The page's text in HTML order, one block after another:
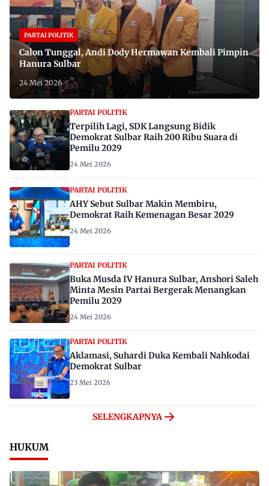
PARTAI POLITIK
Calon Tunggal, Andi Dody Hermawan Kembali Pimpin
Hanura Sulbar
24 Mei 2026
PARTAI POLITIK
Terpilih Lagi, SDK Langsung Bidik
Demokrat Sulbar Raih 200 Ribu Suara di
Pemilu 2029
24 Mei 2026
PARTAI POLITIK
AHY Sebut Sulbar Makin Membiru,
Demokrat Raih Kemenagan Besar 2029
24 Mei 2026
PARTAI POLITIK
Buka Musda IV Hanura Sulbar, Anshori Saleh
Minta Mesin Partai Bergerak Menangkan
Pemilu 2029
24 Mei 2026
PARTAI POLITIK
Aklamasi, Suhardi Duka Kembali Nahkodai
Demokrat Sulbar
23 Mei 2026
SELENGKAPNYA
HUKUM